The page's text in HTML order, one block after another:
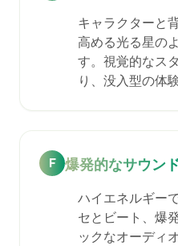
キャラクターと
高める光る星の
す。視覚的なス
り、没入型の体
F 爆発的なサウン
ハイエネルギー
セとビート、爆
ックなオーディ